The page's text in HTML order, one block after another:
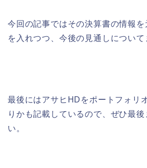
今回の記事ではその決算書の情報
を入れつつ、今後の見通しについて
最後にはアサヒHDをポートフォリ
りかも記載しているので、ぜひ最後
い。